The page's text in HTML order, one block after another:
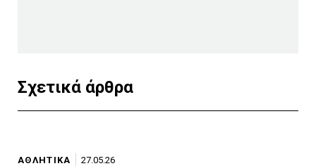
Σχετικά άρθρα
ΑΘΛΗΤΙΚΑ 27.05.26